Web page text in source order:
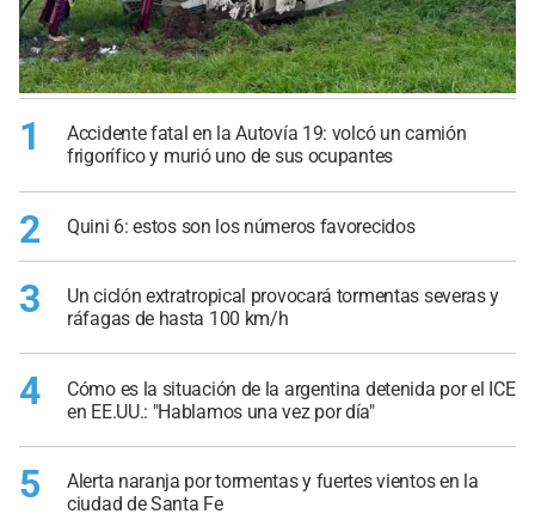
1
Accidente fatal en la Autovía 19: volcó un camión
frigorífico y murió uno de sus ocupantes
2 Quini 6: estos son los números favorecidos
3
Un ciclón extratropical provocará tormentas severas y
ráfagas de hasta 100 km/h
4
Cómo es la situación de la argentina detenida por el ICE
en EE.UU.: "Hablamos una vez por día"
5
Alerta naranja por tormentas y fuertes vientos en la
ciudad de Santa Fe